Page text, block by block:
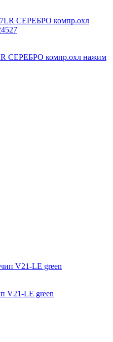
СЕРЕБРО компр.охл нажим
V21-LE green